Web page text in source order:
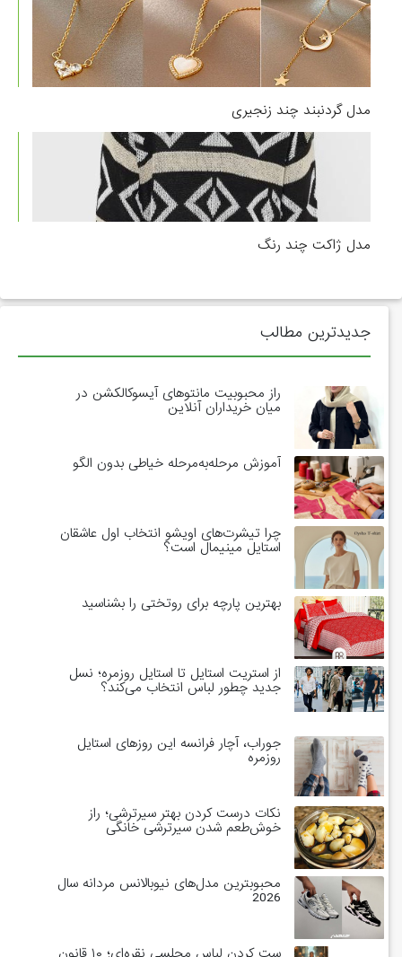
مدل گردنبند چند زنجیری
مدل ژاکت چند رنگ
جدیدترین مطالب
راز محبوبیت مانتوهای آیسوکالکشن در
میان خریداران آنلاین
آموزش مرحله‌به‌مرحله خیاطی بدون الگو
چرا تیشرت‌های اویشو انتخاب اول عاشقان
استایل مینیمال است؟
بهترین پارچه برای روتختی را بشناسید
از استریت استایل تا استایل روزمره؛ نسل
جدید چطور لباس انتخاب می‌کند؟
جوراب، آچار فرانسه این روزهای استایل
روزمره
نکات درست کردن بهتر سیرترشی؛ راز
خوش‌طعم شدن سیرترشی خانگی
محبوبترین مدل‌های نیوبالانس مردانه سال
2026